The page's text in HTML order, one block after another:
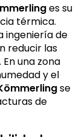
es su
térmica.
ingeniería de
reducir las
una zona
y el
se
de